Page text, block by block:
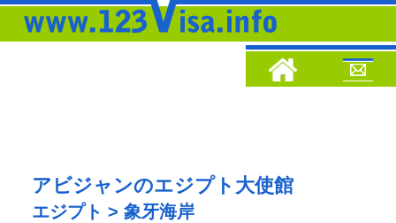
アビジャンのエジプト大使館
エジプト > 象牙海岸